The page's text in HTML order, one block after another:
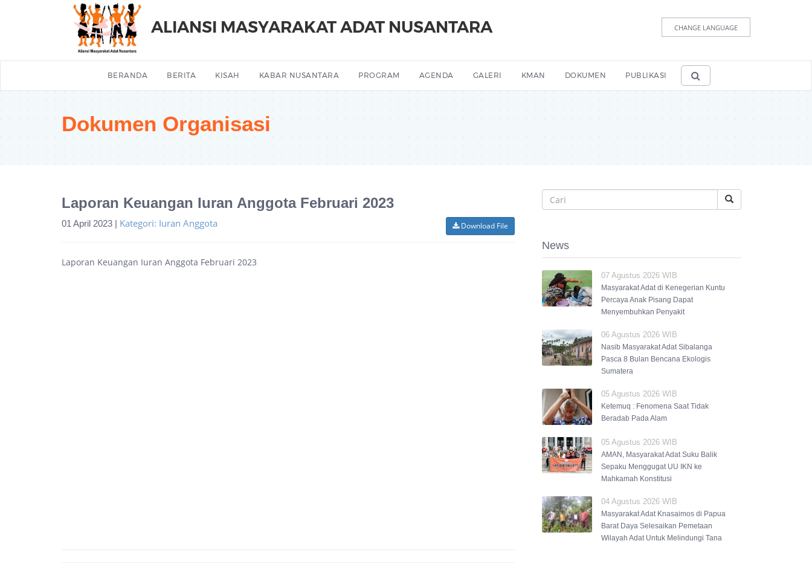
ALIANSI MASYARAKAT ADAT NUSANTARA CHANGE LANGUAGE
BERANDA BERITA KISAH KABAR NUSANTARA PROGRAM AGENDA GALERI KMAN DOKUMEN PUBLIKASI
Dokumen Organisasi
Laporan Keuangan Iuran Anggota Februari 2023
Download File
01 April 2023 | Kategori: Iuran Anggota
Laporan Keuangan Iuran Anggota Februari 2023
News
07 Agustus 2026 WIB
Masyarakat Adat di Kenegerian Kuntu
Percaya Anak Pisang Dapat
Menyembuhkan Penyakit
06 Agustus 2026 WIB
Nasib Masyarakat Adat Sibalanga
Pasca 8 Bulan Bencana Ekologis
Sumatera
05 Agustus 2026 WIB
Ketemuq : Fenomena Saat Tidak
Beradab Pada Alam
05 Agustus 2026 WIB
AMAN, Masyarakat Adat Suku Balik
Sepaku Menggugat UU IKN ke
Mahkamah Konstitusi
04 Agustus 2026 WIB
Masyarakat Adat Knasaimos di Papua
Barat Daya Selesaikan Pemetaan
Wilayah Adat Untuk Melindungi Tana